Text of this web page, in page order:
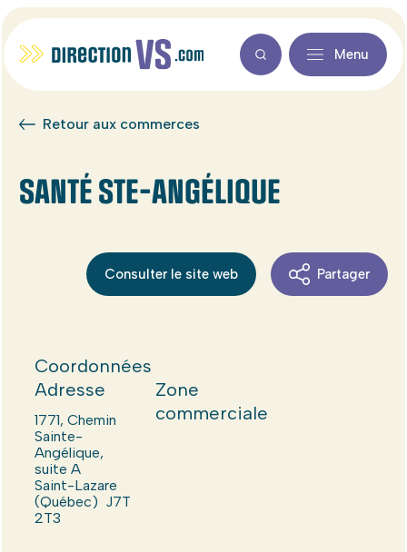
Menu
Retour aux commerces
SANTÉ STE-ANGÉLIQUE
Consulter le site web Partager
Coordonnées
Adresse
1771, Chemin
Sainte-
Angélique,
suite A
Saint-Lazare
(Québec) J7T
2T3
Zone
commerciale